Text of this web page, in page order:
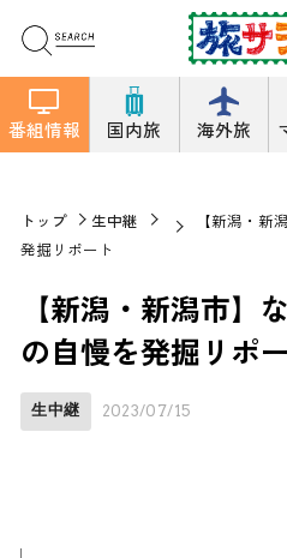
番組情報 国内旅 海外旅
トップ 生中継
【新潟・新
発掘リポート
【新潟・新潟市】
の自慢を発掘リポ
生中継 2023/07/15